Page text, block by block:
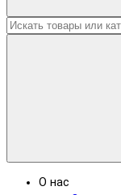
О нас